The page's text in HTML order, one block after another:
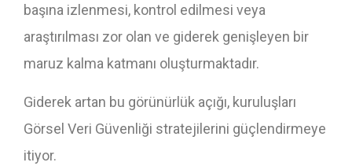
başına izlenmesi, kontrol edilmesi veya
araştırılması zor olan ve giderek genişleyen bir
maruz kalma katmanı oluşturmaktadır.
Giderek artan bu görünürlük açığı, kuruluşları
Görsel Veri Güvenliği stratejilerini güçlendirmeye
itiyor.